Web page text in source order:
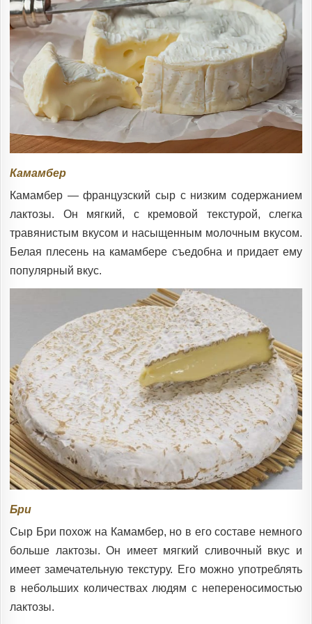
Камамбер
Камамбер — французский сыр с низким содержанием
лактозы. Он мягкий, с кремовой текстурой, слегка
травянистым вкусом и насыщенным молочным вкусом.
Белая плесень на камамбере съедобна и придает ему
популярный вкус.
Бри
Сыр Бри похож на Камамбер, но в его составе немного
больше лактозы. Он имеет мягкий сливочный вкус и
имеет замечательную текстуру. Его можно употреблять
в небольших количествах людям с непереносимостью
лактозы.